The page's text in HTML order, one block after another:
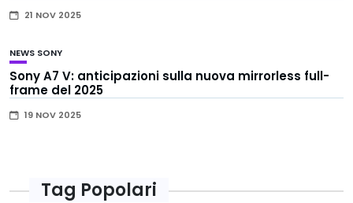
21 NOV 2025
NEWS SONY
Sony A7 V: anticipazioni sulla nuova mirrorless full-
frame del 2025
19 NOV 2025
Tag Popolari